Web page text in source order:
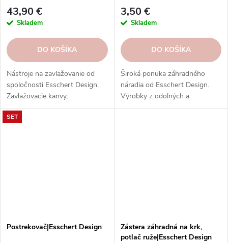
43,90 €
Skladem
DO KOŠÍKA
Nástroje na zavlažovanie od
spoločnosti Esschert Design.
Zavlažovacie kanvy,
postrekovače, striekačky,
hadice, postrekovače a ďalšie
3,50 €
Skladem
DO KOŠÍKA
Široká ponuka záhradného
náradia od Esschert Design.
Výrobky z odolných a
ekologických materiálov. Kvalita,
SET
Postrekovač|Esschert Design
Zástera záhradná na krk,
potlač ruže|Esschert Design